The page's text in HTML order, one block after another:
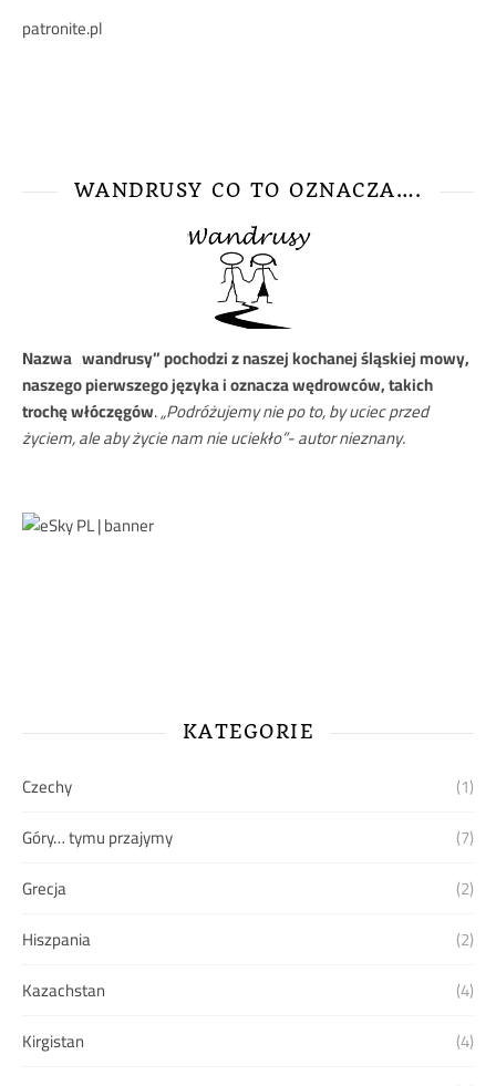
patronite.pl
WANDRUSY CO TO OZNACZA….
Nazwa„wandrusy” pochodzi z naszej kochanej śląskiej mowy,
naszego pierwszego języka i oznacza wędrowców, takich
trochę włóczęgów.„Podróżujemy nie po to, by uciec przed
życiem, ale aby życie nam nie uciekło”- autor nieznany.
KATEGORIE
Czechy
(1)
Góry… tymu przajymy
(7)
Grecja
(2)
Hiszpania
(2)
Kazachstan
(4)
Kirgistan
(4)